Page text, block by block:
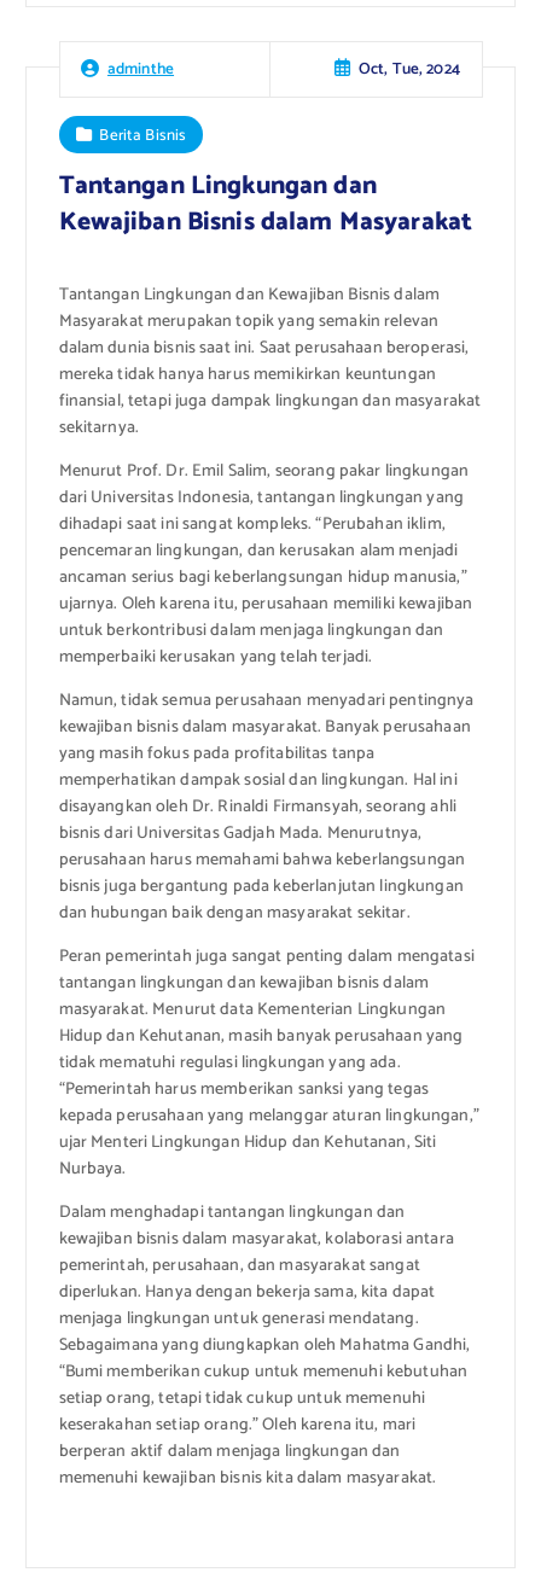
adminthe Oct, Tue, 2024
Berita Bisnis
Tantangan Lingkungan dan
Kewajiban Bisnis dalam Masyarakat
Tantangan Lingkungan dan Kewajiban Bisnis dalam
Masyarakat merupakan topik yang semakin relevan
dalam dunia bisnis saat ini. Saat perusahaan beroperasi,
mereka tidak hanya harus memikirkan keuntungan
finansial, tetapi juga dampak lingkungan dan masyarakat
sekitarnya.
Menurut Prof. Dr. Emil Salim, seorang pakar lingkungan
dari Universitas Indonesia, tantangan lingkungan yang
dihadapi saat ini sangat kompleks. “Perubahan iklim,
pencemaran lingkungan, dan kerusakan alam menjadi
ancaman serius bagi keberlangsungan hidup manusia,”
ujarnya. Oleh karena itu, perusahaan memiliki kewajiban
untuk berkontribusi dalam menjaga lingkungan dan
memperbaiki kerusakan yang telah terjadi.
Namun, tidak semua perusahaan menyadari pentingnya
kewajiban bisnis dalam masyarakat. Banyak perusahaan
yang masih fokus pada profitabilitas tanpa
memperhatikan dampak sosial dan lingkungan. Hal ini
disayangkan oleh Dr. Rinaldi Firmansyah, seorang ahli
bisnis dari Universitas Gadjah Mada. Menurutnya,
perusahaan harus memahami bahwa keberlangsungan
bisnis juga bergantung pada keberlanjutan lingkungan
dan hubungan baik dengan masyarakat sekitar.
Peran pemerintah juga sangat penting dalam mengatasi
tantangan lingkungan dan kewajiban bisnis dalam
masyarakat. Menurut data Kementerian Lingkungan
Hidup dan Kehutanan, masih banyak perusahaan yang
tidak mematuhi regulasi lingkungan yang ada.
“Pemerintah harus memberikan sanksi yang tegas
kepada perusahaan yang melanggar aturan lingkungan,”
ujar Menteri Lingkungan Hidup dan Kehutanan, Siti
Nurbaya.
Dalam menghadapi tantangan lingkungan dan
kewajiban bisnis dalam masyarakat, kolaborasi antara
pemerintah, perusahaan, dan masyarakat sangat
diperlukan. Hanya dengan bekerja sama, kita dapat
menjaga lingkungan untuk generasi mendatang.
Sebagaimana yang diungkapkan oleh Mahatma Gandhi,
“Bumi memberikan cukup untuk memenuhi kebutuhan
setiap orang, tetapi tidak cukup untuk memenuhi
keserakahan setiap orang.” Oleh karena itu, mari
berperan aktif dalam menjaga lingkungan dan
memenuhi kewajiban bisnis kita dalam masyarakat.